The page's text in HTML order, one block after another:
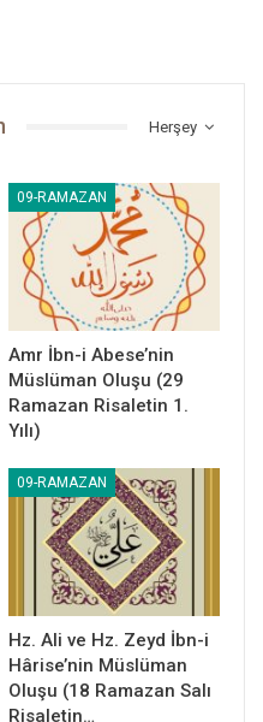
Herşey
09-RAMAZAN
Amr İbn-i Abese’nin
Müslüman Oluşu (29
Ramazan Risaletin 1.
Yılı)
09-RAMAZAN
Hz. Ali ve Hz. Zeyd İbn-i
Hârise’nin Müslüman
Oluşu (18 Ramazan Salı
Risaletin…